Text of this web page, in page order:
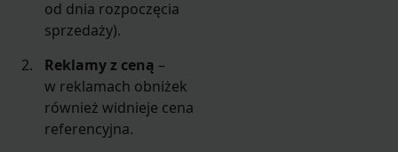
od dnia rozpoczęcia
sprzedaży).
Reklamy z ceną –
w reklamach obniżek
również widnieje cena
referencyjna.